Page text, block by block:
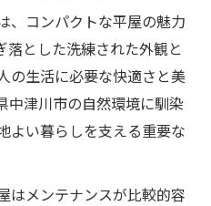
、コンパクトな平屋の魅力
落とした洗練された外観と
の生活に必要な快適さと美
中津川市の自然環境に馴染
よい暮らしを支える重要な
はメンテナンスが比較的容